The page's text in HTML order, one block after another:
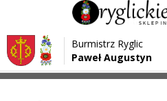
Przejdź do menu
Przejdź do głównej treści strony
Przejdź do stopki strony
Burmistrz Ryglic
Paweł Augustyn
Strona główna > Aktualności